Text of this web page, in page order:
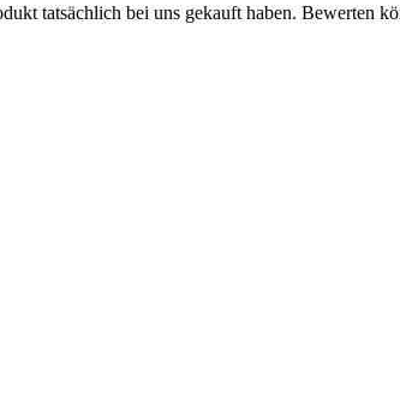
tatsächlich bei uns gekauft haben. Bewerten